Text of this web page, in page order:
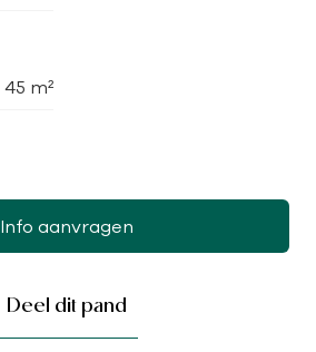
45 m²
Info aanvragen
Deel dit pand